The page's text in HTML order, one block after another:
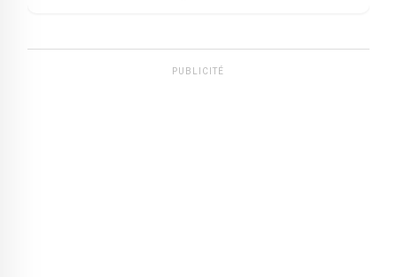
PUBLICITÉ